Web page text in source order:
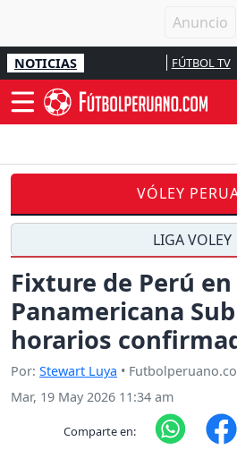
NOTICIAS FÚTBOL TV
VÓLEY
LIGA VOLEY
Fixture de Perú en
Panamericana
horarios
Por: Stewart Luya •
Mar, 19 May 2026 11:34 am
Comparte en: